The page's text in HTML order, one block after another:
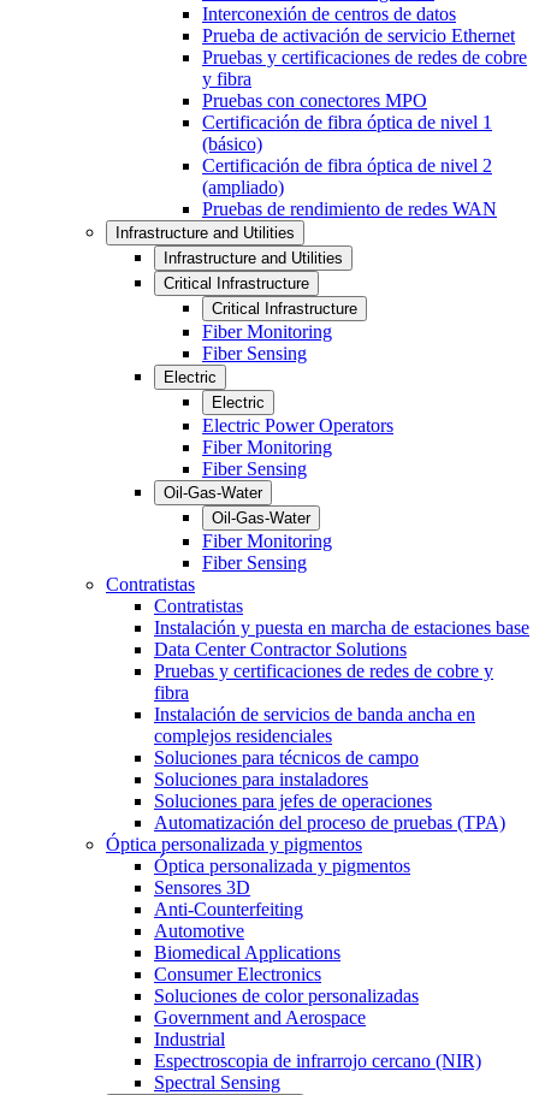
Interconexión de centros de datos
Prueba de activación de servicio Ethernet
Pruebas y certificaciones de redes de cobre
y fibra
Pruebas con conectores MPO
Certificación de fibra óptica de nivel 1
(básico)
Certificación de fibra óptica de nivel 2
(ampliado)
Pruebas de rendimiento de redes WAN
Infrastructure and Utilities
Infrastructure and Utilities
Critical Infrastructure
Critical Infrastructure
Fiber Monitoring
Fiber Sensing
Electric
Electric
Electric Power Operators
Fiber Monitoring
Fiber Sensing
Oil-Gas-Water
Oil-Gas-Water
Fiber Monitoring
Fiber Sensing
Contratistas
Contratistas
Instalación y puesta en marcha de estaciones base
Data Center Contractor Solutions
Pruebas y certificaciones de redes de cobre y
fibra
Instalación de servicios de banda ancha en
complejos residenciales
Soluciones para técnicos de campo
Soluciones para instaladores
Soluciones para jefes de operaciones
Automatización del proceso de pruebas (TPA)
Óptica personalizada y pigmentos
Óptica personalizada y pigmentos
Sensores 3D
Anti-Counterfeiting
Automotive
Biomedical Applications
Consumer Electronics
Soluciones de color personalizadas
Government and Aerospace
Industrial
Espectroscopia de infrarrojo cercano (NIR)
Spectral Sensing